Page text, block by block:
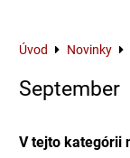
Úvod Novinky
September